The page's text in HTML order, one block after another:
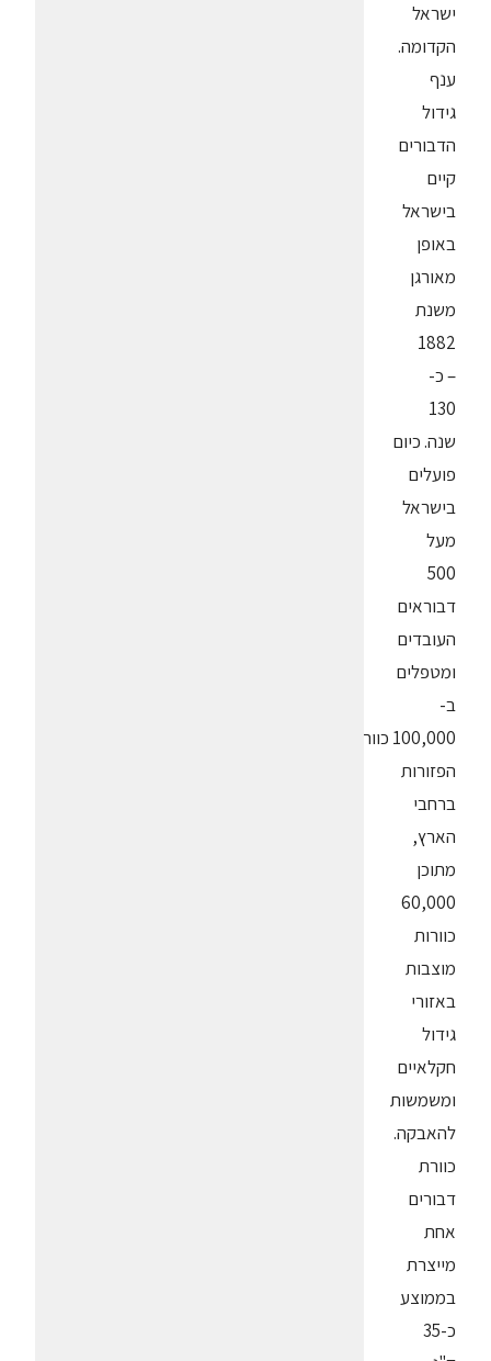
ישראל
הקדומה.
ענף
גידול
הדבורים
קיים
בישראל
באופן
מאורגן
משנת
1882
– כ-
130
שנה. כיום
פועלים
בישראל
מעל
500
דבוראים
העובדים
ומטפלים
ב-
100,000 כוורות
הפזורות
ברחבי
הארץ,
מתוכן
60,000
כוורות
מוצבות
באזורי
גידול
חקלאיים
ומשמשות
להאבקה.
כוורת
דבורים
אחת
מייצרת
בממוצע
כ-35